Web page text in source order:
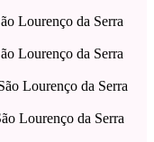
Lourenço da Serra
Lourenço da Serra
Lourenço da Serra
Lourenço da Serra